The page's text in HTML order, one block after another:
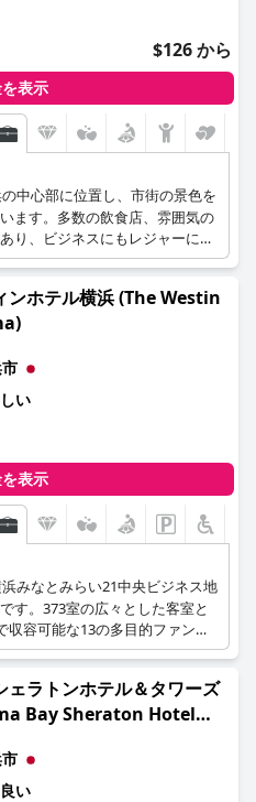
$126 から
表示
中心部に位置し、市街の景色を
ます。多数の飲食店、雰囲気の
り、ビジネスにもレジャーにも
ンホテル横浜 (The Westin
い
表示
みなとみらい21中央ビジネス地
す。373室の広々とした客室と
容可能な13の多目的ファンク
ェラトンホテル＆タワーズ
Bay Sheraton Hotel
い